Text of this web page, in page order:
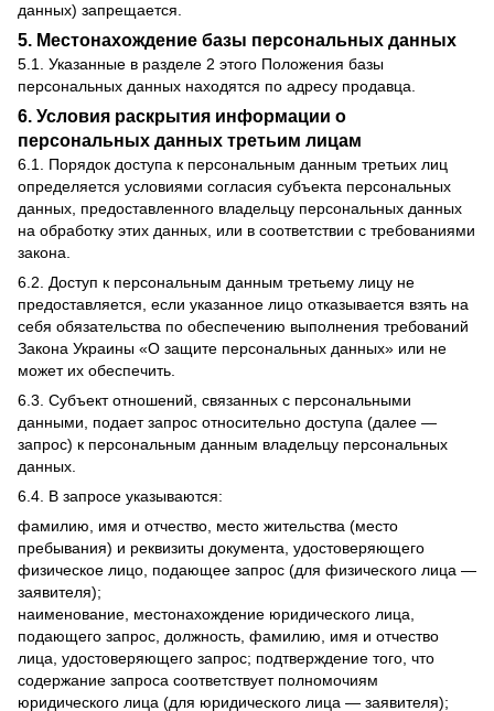
данных) запрещается.
5. Местонахождение базы персональных данных
5.1. Указанные в разделе 2 этого Положения базы
персональных данных находятся по адресу продавца.
6. Условия раскрытия информации о
персональных данных третьим лицам
6.1. Порядок доступа к персональным данным третьих лиц
определяется условиями согласия субъекта персональных
данных, предоставленного владельцу персональных данных
на обработку этих данных, или в соответствии с требованиями
закона.
6.2. Доступ к персональным данным третьему лицу не
предоставляется, если указанное лицо отказывается взять на
себя обязательства по обеспечению выполнения требований
Закона Украины «О защите персональных данных» или не
может их обеспечить.
6.3. Субъект отношений, связанных с персональными
данными, подает запрос относительно доступа (далее —
запрос) к персональным данным владельцу персональных
данных.
6.4. В запросе указываются:
фамилию, имя и отчество, место жительства (место
пребывания) и реквизиты документа, удостоверяющего
физическое лицо, подающее запрос (для физического лица —
заявителя);
наименование, местонахождение юридического лица,
подающего запрос, должность, фамилию, имя и отчество
лица, удостоверяющего запрос; подтверждение того, что
содержание запроса соответствует полномочиям
юридического лица (для юридического лица — заявителя);